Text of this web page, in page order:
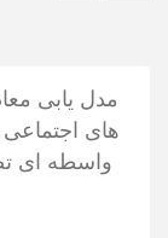
مدل یابی
های
واسطه ای